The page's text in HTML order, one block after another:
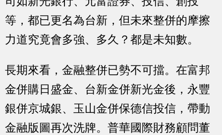
等，都已更名為台新，但未來整併的摩擦
力道究竟會多強、多久？都是未知數。
長期來看，金融整併已勢不可擋。在富邦
金併購日盛金、台新金併新光金後，永豐
銀併京城銀、玉山金併保德信投信，帶動
金融版圖再次洗牌。普華國際財務顧問董